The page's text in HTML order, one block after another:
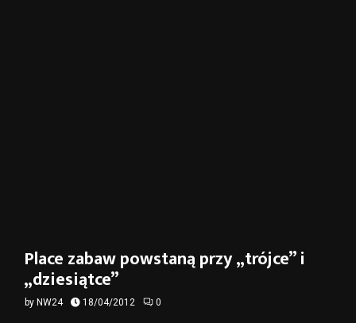
Place zabaw powstaną przy „trójce” i
„dziesiątce”
by NW24 18/04/2012 0